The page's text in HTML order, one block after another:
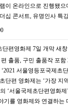
이 온라인으로 진행됐으
십 콘서트, 유명인사 특
단편영화제 7일 개막 새창
출품, 구민 출품작 포
서울영등포국제초
단편 영화제는 ‘가장 지
‘서울국제초단편영화
기를 영화제와 연결하는